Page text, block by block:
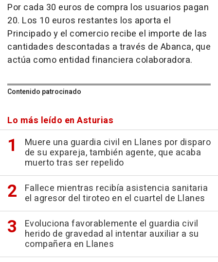
Por cada 30 euros de compra los usuarios pagan
20. Los 10 euros restantes los aporta el
Principado y el comercio recibe el importe de las
cantidades descontadas a través de Abanca, que
actúa como entidad financiera colaboradora.
Contenido patrocinado
Lo más leído en Asturias
Muere una guardia civil en Llanes por disparo
de su expareja, también agente, que acaba
muerto tras ser repelido
Fallece mientras recibía asistencia sanitaria
el agresor del tiroteo en el cuartel de Llanes
Evoluciona favorablemente el guardia civil
herido de gravedad al intentar auxiliar a su
compañera en Llanes